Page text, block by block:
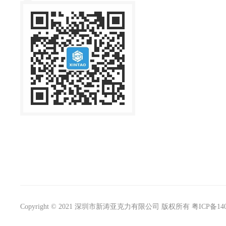
Copyright © 2021 深圳市新涛亚克力有限公司 版权所有粤ICP备